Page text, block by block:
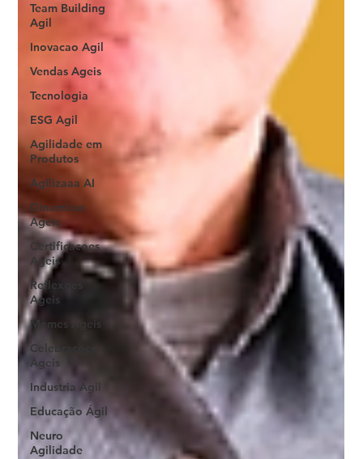
Team Building
Agil
Inovacao Agil
Vendas Ageis
Tecnologia
ESG Agil
Agilidade em
Produtos
Agilizaaa AI
Dinamicas
Ageis
Certificacoes
Ageis
Reflexoes
Ageis
Memes Ageis
Celebracoes
Ageis
Industria Agil
Educação Ágil
Neuro
Agilidade